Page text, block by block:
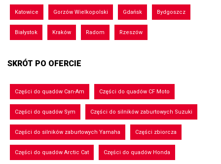
Katowice Gorzów Wielkopolski Gdańsk Bydgoszcz
Białystok Kraków Radom Rzeszów
SKRÓT PO OFERCIE
Części do quadów Can-Am Części do quadów CF Moto
Części do quadów Sym Części do silników zaburtowych Suzuki
Części do silników zaburtowych Yamaha Części zbiorcza
Części do quadów Arctic Cat Części do quadów Honda